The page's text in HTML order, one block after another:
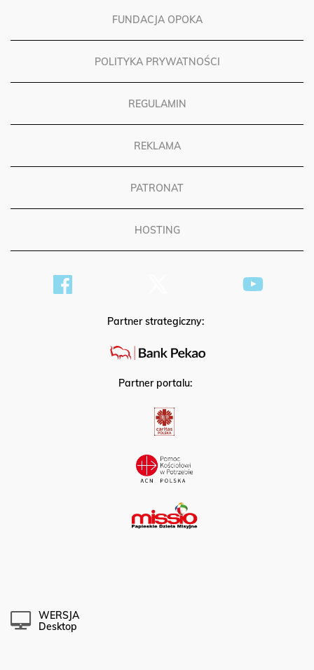
FUNDACJA OPOKA
POLITYKA PRYWATNOŚCI
REGULAMIN
REKLAMA
PATRONAT
HOSTING
Partner strategiczny:
Partner portalu:
WERSJA
Desktop